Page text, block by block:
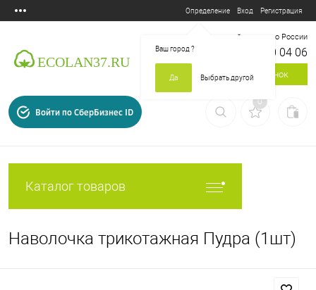
Определение
Ваш город?
Да Выбрать другой
Вход Регистрация
Бесплатный звонок по России
8 800 700 04 06
Заказать звонок
Войти по СберБизнес ID
0
Каталог товаров
Наволочка трикотажная Пудра (1шт)